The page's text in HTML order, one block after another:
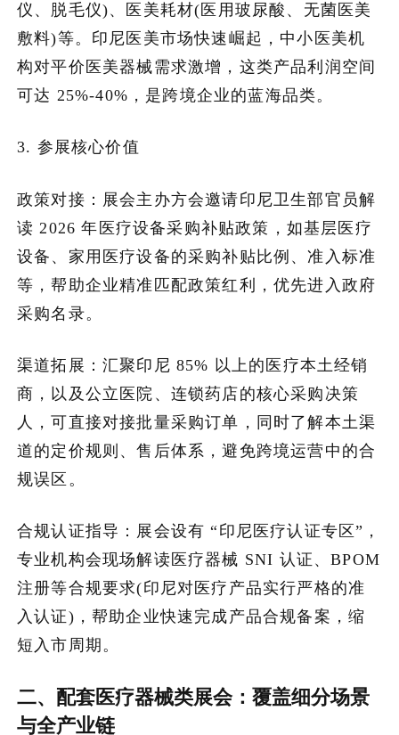
仪、脱毛仪)、医美耗材(医用玻尿酸、无菌医美
敷料)等。印尼医美市场快速崛起，中小医美机
构对平价医美器械需求激增，这类产品利润空间
可达 25%-40%，是跨境企业的蓝海品类。
3. 参展核心价值
政策对接：展会主办方会邀请印尼卫生部官员解
读 2026 年医疗设备采购补贴政策，如基层医疗
设备、家用医疗设备的采购补贴比例、准入标准
等，帮助企业精准匹配政策红利，优先进入政府
采购名录。
渠道拓展：汇聚印尼 85% 以上的医疗本土经销
商，以及公立医院、连锁药店的核心采购决策
人，可直接对接批量采购订单，同时了解本土渠
道的定价规则、售后体系，避免跨境运营中的合
规误区。
合规认证指导：展会设有 “印尼医疗认证专区”，
专业机构会现场解读医疗器械 SNI 认证、BPOM
注册等合规要求(印尼对医疗产品实行严格的准
入认证)，帮助企业快速完成产品合规备案，缩
短入市周期。
二、配套医疗器械类展会：覆盖细分场景
与全产业链